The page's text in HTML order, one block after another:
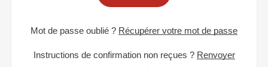
Mot de passe oublié ? Récupérer votre mot de passe
Instructions de confirmation non reçues ? Renvoyer